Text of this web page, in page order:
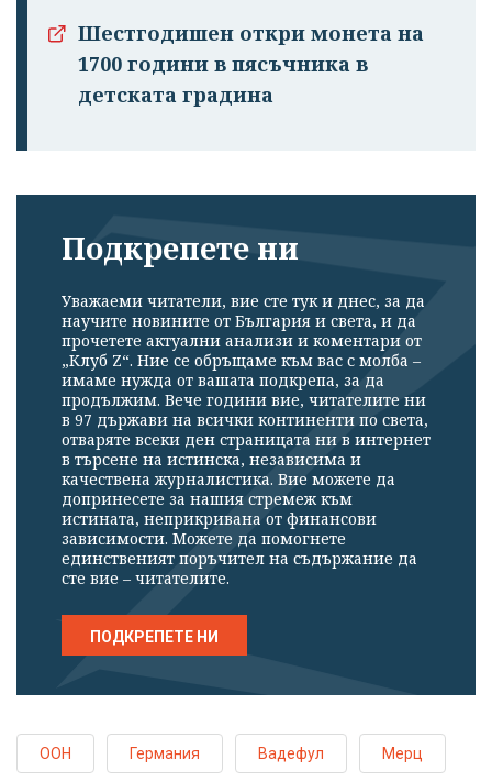
Шестгодишен откри монета на
1700 години в пясъчника в
детската градина
Подкрепете ни
Уважаеми читатели, вие сте тук и днес, за да
научите новините от България и света, и да
прочетете актуални анализи и коментари от
„Клуб Z“. Ние се обръщаме към вас с молба –
имаме нужда от вашата подкрепа, за да
продължим. Вече години вие, читателите ни
в 97 държави на всички континенти по света,
отваряте всеки ден страницата ни в интернет
в търсене на истинска, независима и
качествена журналистика. Вие можете да
допринесете за нашия стремеж към
истината, неприкривана от финансови
зависимости. Можете да помогнете
единственият поръчител на съдържание да
сте вие – читателите.
ПОДКРЕПЕТЕ НИ
ООН Германия Вадефул Мерц